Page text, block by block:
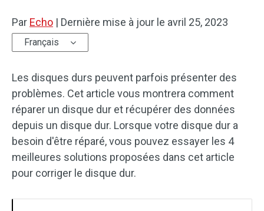
Par Echo | Dernière mise à jour le avril 25, 2023
Français
Les disques durs peuvent parfois présenter des
problèmes. Cet article vous montrera comment
réparer un disque dur et récupérer des données
depuis un disque dur. Lorsque votre disque dur a
besoin d'être réparé, vous pouvez essayer les 4
meilleures solutions proposées dans cet article
pour corriger le disque dur.